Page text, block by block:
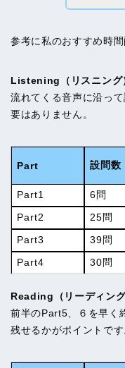
参考に私のおすすめ時
Listening（リスニング
流れてくる音声に沿っ
要はありません。
Part 設問数
Part1 6問
Part2 25問
Part3 39問
Part4 30問
Reading（リーディン
前半のPart5、６を早く
残せるかがポイントです